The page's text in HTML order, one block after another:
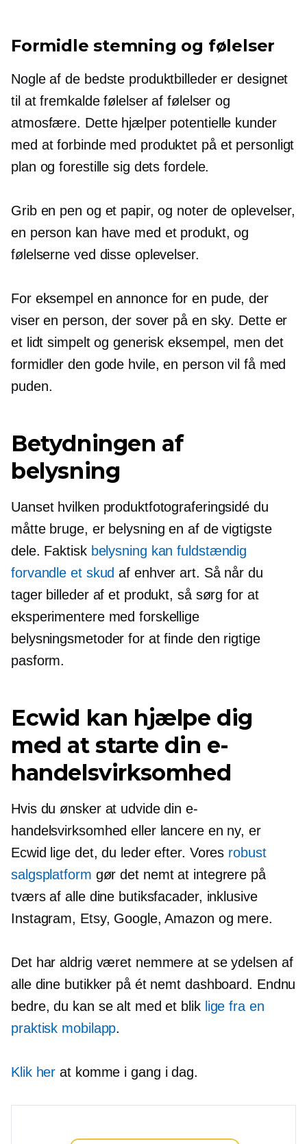
Formidle stemning og følelser
Nogle af de bedste produktbilleder er designet
til at fremkalde følelser af følelser og
atmosfære. Dette hjælper potentielle kunder
med at forbinde med produktet på et personligt
plan og forestille sig dets fordele.
Grib en pen og et papir, og noter de oplevelser,
en person kan have med et produkt, og
følelserne ved disse oplevelser.
For eksempel en annonce for en pude, der
viser en person, der sover på en sky. Dette er
et lidt simpelt og generisk eksempel, men det
formidler den gode hvile, en person vil få med
puden.
Betydningen af ​​
belysning
Uanset hvilken produktfotograferingsidé du
måtte bruge, er belysning en af ​​de vigtigste
dele. Faktisk belysning kan fuldstændig
forvandle et skud af enhver art. Så når du
tager billeder af et produkt, så sørg for at
eksperimentere med forskellige
belysningsmetoder for at finde den rigtige
pasform.
Ecwid kan hjælpe dig
med at starte din e-
handelsvirksomhed
Hvis du ønsker at udvide din e-
handelsvirksomhed eller lancere en ny, er
Ecwid lige det, du leder efter. Vores robust
salgsplatform gør det nemt at integrere på
tværs af alle dine butiksfacader, inklusive
Instagram, Etsy, Google, Amazon og mere.
Det har aldrig været nemmere at se ydelsen af
​​alle dine butikker på ét nemt dashboard. Endnu
bedre, du kan se alt med et blik lige fra en
praktisk mobilapp.
Klik her at komme i gang i dag.